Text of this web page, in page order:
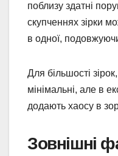
поблизу здатні
скупченнях зірки
в одної,
Для більшості
мінімальні, але в
додають хаосу в
Зовнішні